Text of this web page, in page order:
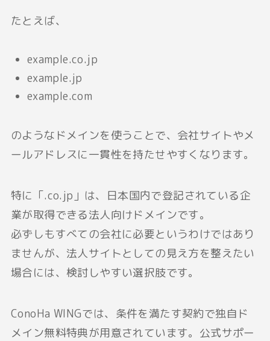
たとえば、
example.co.jp
example.jp
example.com
のようなドメインを使うことで、会社サイトやメ
ールアドレスに一貫性を持たせやすくなります。
特に「.co.jp」は、日本国内で登記されている企
業が取得できる法人向けドメインです。
必ずしもすべての会社に必要というわけではあり
ませんが、法人サイトとしての見え方を整えたい
場合には、検討しやすい選択肢です。
ConoHa WINGでは、条件を満たす契約で独自ド
メイン無料特典が用意されています。公式サポー